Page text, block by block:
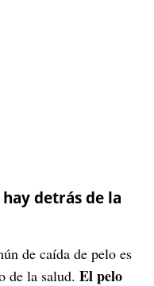
hay detrás de la
de caída de pelo es
de la salud. El pelo